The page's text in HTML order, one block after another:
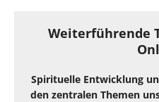
Weiterführende
Spirituelle Entwicklung
den zentralen Themen